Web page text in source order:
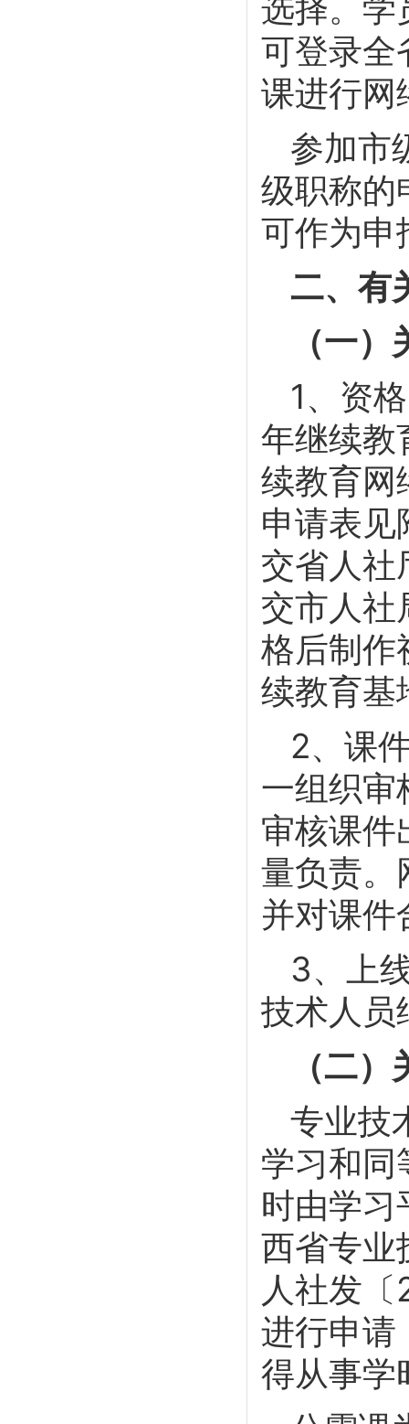
选择。学
可登录全
课进行网
参加市
级职称的
可作为申
二、有
（一
1、资
年继续教
续教育网
申请表见
交省人社
交市人社
格后制作
续教育基
2、课
一组织审
审核课件
量负责。
并对课件
3、上
技术人员
（二
专业技
学习和同
时由学习
西省专业
人社发
进行申请
得从事学